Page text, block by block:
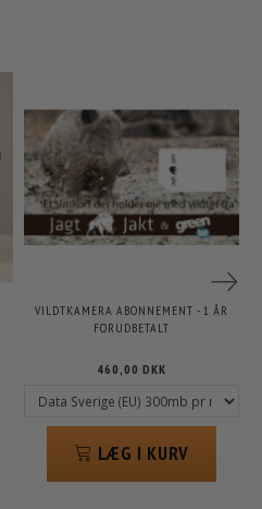
VILDTKAMERA ABONNEMENT - 1 ÅR
FORUDBETALT
460,00 DKK
LÆG I KURV